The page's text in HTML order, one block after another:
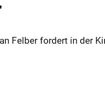
Felber fordert in der